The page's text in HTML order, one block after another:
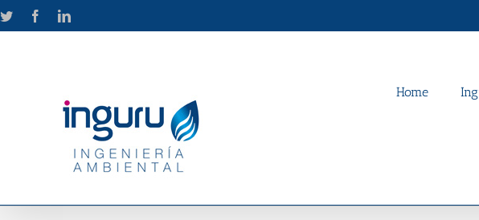
Skip
to
Twitter FacebookLinkedIn
Home